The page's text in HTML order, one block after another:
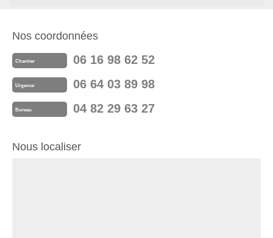
Nos coordonnées
Chantier 06 16 98 62 52
Urgence 06 64 03 89 98
Bureau 04 82 29 63 27
Nous localiser